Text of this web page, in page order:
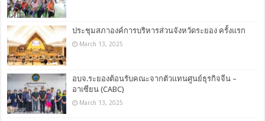
ประชุมสภาองค์การบริหารส่วนจังหวัดระยอง ครั้งแรก
March 13, 2025
อบจ.ระยองต้อนรับคณะจากตัวแทนศูนย์ธุรกิจจีน –
อาเซียน (CABC)
March 13, 2025